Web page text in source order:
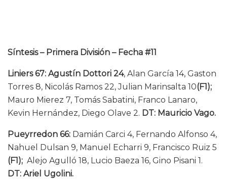
Síntesis – Primera División – Fecha #11
Liniers 67: Agustín Dottori 24, Alan García 14, Gaston
Torres 8, Nicolás Ramos 22, Julian Marinsalta 10(F1);
Mauro Mierez 7, Tomás Sabatini, Franco Lanaro,
Kevin Hernández, Diego Olave 2. DT: Mauricio Vago.
Pueyrredon 66: Damián Carci 4, Fernando Alfonso 4,
Nahuel Dulsan 9, Manuel Echarri 9, Francisco Ruiz 5
(F1); Alejo Agulló 18, Lucio Baeza 16, Gino Pisani 1.
DT: Ariel Ugolini.